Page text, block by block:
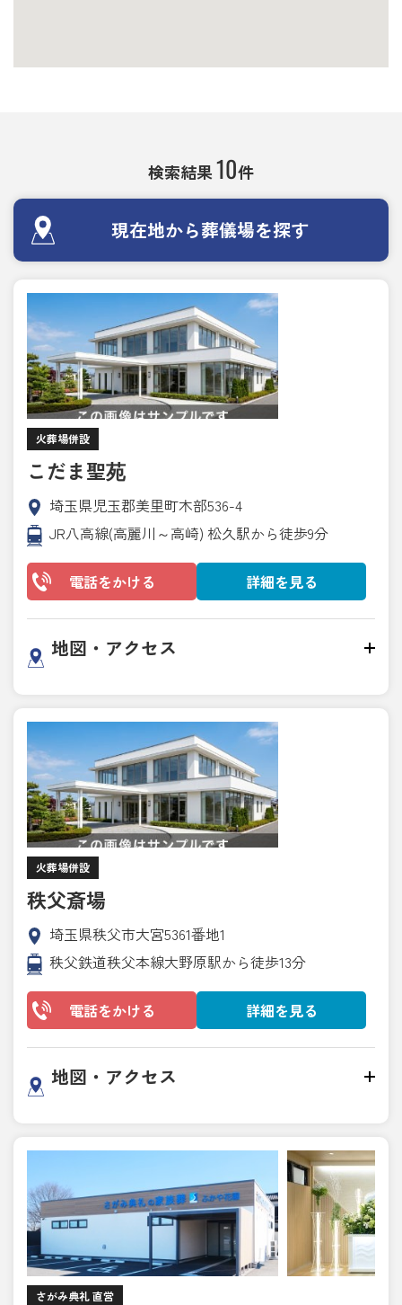
検索結果10件
現在地から葬儀場を探す
火葬場併設
こだま聖苑
埼玉県児玉郡美里町木部536-4
JR八高線(高麗川～高崎) 松久駅から徒歩9分
電話をかける 詳細を見る
地図・アクセス
火葬場併設
秩父斎場
埼玉県秩父市大宮5361番地1
秩父鉄道秩父本線大野原駅から徒歩13分
電話をかける 詳細を見る
地図・アクセス
さがみ典礼 直営